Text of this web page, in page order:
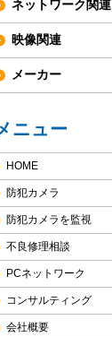
ネットワーク関連
映像関連
メーカー
ニュー
HOME
防犯カメラ
防犯カメラを監視
不良修理相談
PCネットワーク
コンサルティング
会社概要